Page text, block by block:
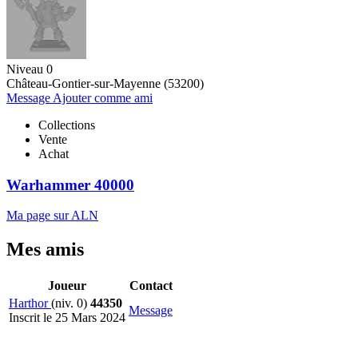
Niveau 0
Château-Gontier-sur-Mayenne (53200)
Message Ajouter comme ami
Collections
Vente
Achat
Warhammer 40000
Ma page sur ALN
Mes amis
Joueur
Contact
Harthor(niv. 0) 44350
Inscrit le 25 Mars 2024
Message